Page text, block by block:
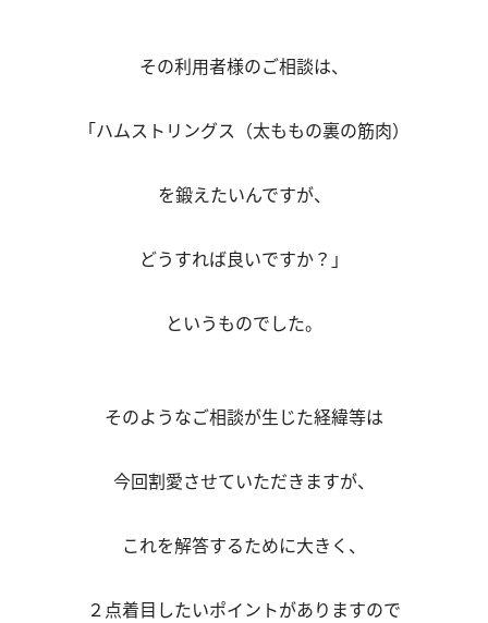
その利用者様のご相談は、
「ハムストリングス（太ももの裏の筋肉）
を鍛えたいんですが、
どうすれば良いですか？」
というものでした。
そのようなご相談が生じた経緯等は
今回割愛させていただきますが、
これを解答するために大きく、
２点着目したいポイントがありますので